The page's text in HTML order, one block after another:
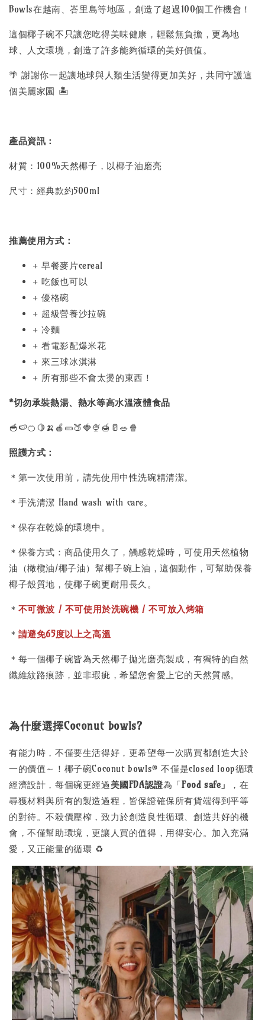
Bowls在越南、峇里島等地區，創造了超過100個工作機會！
這個椰子碗不只讓您吃得美味健康，輕鬆無負擔，更為地
球、人文環境，創造了許多能夠循環的美好價值。
🌴 謝謝你一起讓地球與人類生活變得更加美好，共同守護這
個美麗家園 🏝️
產品資訊：
材質：100%天然椰子，以椰子油磨亮
尺寸：經典款約500ml
推薦使用方式：
+ 早餐麥片cereal
+ 吃飯也可以
+ 優格碗
+ 超級營養沙拉碗
+ 冷麵
+ 看電影配爆米花
+ 來三球冰淇淋
+ 所有那些不會太燙的東西！
*切勿承裝熱湯、熱水等高水溫液體食品
🥣🍉🍊🍋🍌🍎🥒🍑🍓🍨🍯🥛🥗🍿
照護方式：
＊第一次使用前，請先使用中性洗碗精清潔。
＊手洗清潔 Hand wash with care。
＊保存在乾燥的環境中。
＊保養方式：商品使用久了，觸感乾燥時，可使用天然植物
油（橄欖油/椰子油）幫椰子碗上油，這個動作，可幫助保養
椰子殼質地，使椰子碗更耐用長久。
＊ 不可微波 / 不可使用於洗碗機 / 不可放入烤箱
＊ 請避免65度以上之高溫
＊每一個椰子碗皆為天然椰子拋光磨亮製成，有獨特的自然
纖維紋路痕跡，並非瑕疵，希望您會愛上它的天然質感。
為什麼選擇Coconut bowls?
有能力時，不僅要生活得好，更希望每一次購買都創造大於
一的價值～！椰子碗Coconut bowls® 不僅是closed loop循環
經濟設計，每個碗更經過美國FDA認證為「Food safe」
，在
尋獲材料與所有的製造過程，皆保證確保所有貨端得到平等
的對待。不殺價壓榨，致力於創造良性循環、創造共好的機
會，不僅幫助環境，更讓人買的值得，用得安心。加入充滿
愛，又正能量的循環 ♻️